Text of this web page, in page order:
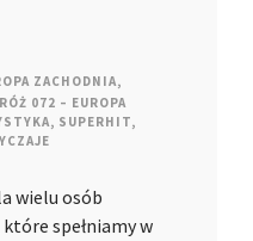
ZACHODNIA,
072 – EUROPA
, SUPERHIT,
wielu osób
spełniamy w